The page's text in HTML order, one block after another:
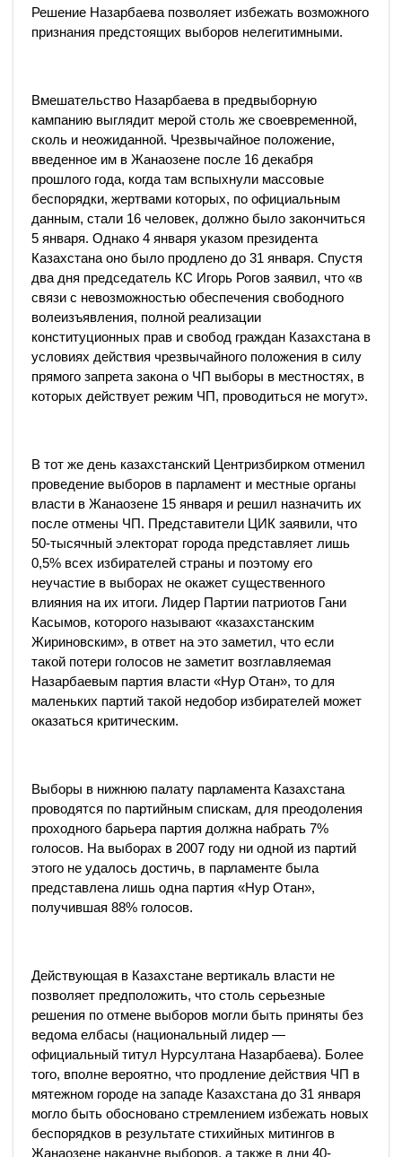
Решение Назарбаева позволяет избежать возможного
признания предстоящих выборов нелегитимными.
Вмешательство Назарбаева в предвыборную
кампанию выглядит мерой столь же своевременной,
сколь и неожиданной. Чрезвычайное положение,
введенное им в Жанаозене после 16 декабря
прошлого года, когда там вспыхнули массовые
беспорядки, жертвами которых, по официальным
данным, стали 16 человек, должно было закончиться
5 января. Однако 4 января указом президента
Казахстана оно было продлено до 31 января. Спустя
два дня председатель КС Игорь Рогов заявил, что «в
связи с невозможностью обеспечения свободного
волеизъявления, полной реализации
конституционных прав и свобод граждан Казахстана в
условиях действия чрезвычайного положения в силу
прямого запрета закона о ЧП выборы в местностях, в
которых действует режим ЧП, проводиться не могут».
В тот же день казахстанский Центризбирком отменил
проведение выборов в парламент и местные органы
власти в Жанаозене 15 января и решил назначить их
после отмены ЧП. Представители ЦИК заявили, что
50-тысячный электорат города представляет лишь
0,5% всех избирателей страны и поэтому его
неучастие в выборах не окажет существенного
влияния на их итоги. Лидер Партии патриотов Гани
Касымов, которого называют «казахстанским
Жириновским», в ответ на это заметил, что если
такой потери голосов не заметит возглавляемая
Назарбаевым партия власти «Нур Отан», то для
маленьких партий такой недобор избирателей может
оказаться критическим.
Выборы в нижнюю палату парламента Казахстана
проводятся по партийным спискам, для преодоления
проходного барьера партия должна набрать 7%
голосов. На выборах в 2007 году ни одной из партий
этого не удалось достичь, в парламенте была
представлена лишь одна партия «Нур Отан»,
получившая 88% голосов.
Действующая в Казахстане вертикаль власти не
позволяет предположить, что столь серьезные
решения по отмене выборов могли быть приняты без
ведома елбасы (национальный лидер —
официальный титул Нурсултана Назарбаева). Более
того, вполне вероятно, что продление действия ЧП в
мятежном городе на западе Казахстана до 31 января
могло быть обосновано стремлением избежать новых
беспорядков в результате стихийных митингов в
Жанаозене накануне выборов, а также в дни 40-